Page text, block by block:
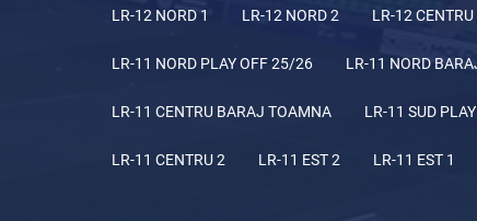
LR-12 NORD 1 LR-12 NORD 2 LR-12 CENTRU
LR-11 NORD PLAY OFF 25/26 LR-11 NORD
LR-11 CENTRU BARAJ TOAMNA LR-11 SUD
LR-11 CENTRU 2 LR-11 EST 2 LR-11 EST 1